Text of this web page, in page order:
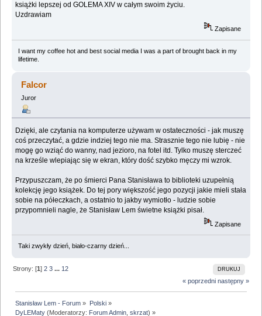
książki lepszej od GOLEMA XIV w całym swoim życiu.
Uzdrawiam
Zapisane
I want my coffee hot and best social media I was a part of brought back in my
lifetime.
Falcor
Juror
Dzięki, ale czytania na komputerze używam w ostateczności - jak muszę
coś przeczytać, a gdzie indziej tego nie ma. Strasznie tego nie lubię - nie
mogę go wziąć do wanny, nad jezioro, na fotel itd. Tylko muszę sterczeć
na krześle wlepiając się w ekran, który dość szybko męczy mi wzrok.
Przypuszczam, że po śmierci Pana Stanisława to biblioteki uzupełnią
kolekcję jego książek. Do tej pory większość jego pozycji jakie mieli stała
sobie na półeczkach, a ostatnio to jakby wymiotło - ludzie sobie
przypomnieli nagle, że Stanisław Lem świetne książki pisał.
Zapisane
Taki zwykły dzień, biało-czarny dzień...
DRUKUJ
Strony: [1]2 3 ... 12
« poprzedni następny »
Stanisław Lem - Forum » Polski»
DyLEMaty (Moderatorzy: Forum Admin ,skrzat) »